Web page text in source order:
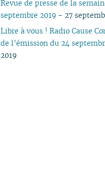
Revue de presse de la
septembre 2019 - 27
Libre à vous ! Radio Cause
de l’émission du 24
2019